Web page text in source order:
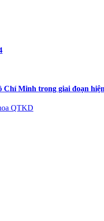
Chí Minh trong giai đoạn